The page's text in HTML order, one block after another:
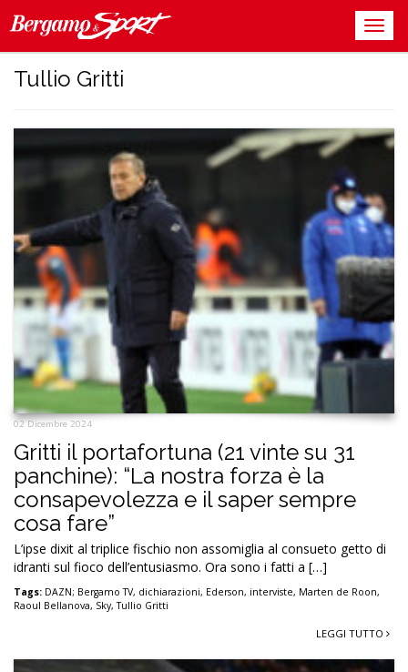
Tullio Gritti
02 Dicembre 2024
Gritti il portafortuna (21 vinte su 31
panchine): “La nostra forza è la
consapevolezza e il saper sempre
cosa fare”
L’ipse dixit al triplice fischio non assomiglia al consueto getto di
idranti sul fioco dell’entusiasmo. Ora sono i fatti a […]
Tags: DAZN; Bergamo TV, dichiarazioni, Ederson, interviste, Marten de Roon,
Raoul Bellanova, Sky,Tullio Gritti
LEGGI TUTTO